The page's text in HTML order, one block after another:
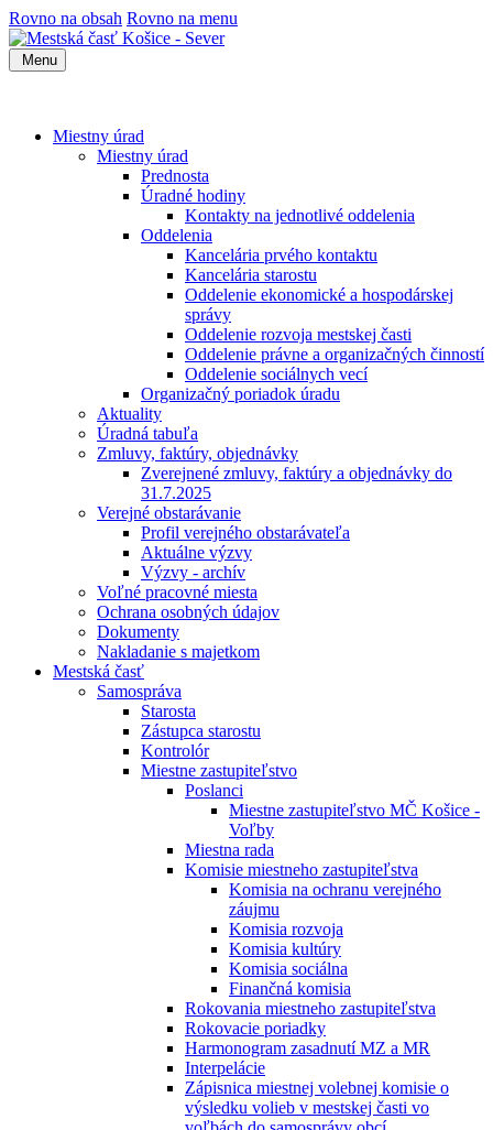
Rovno na obsah Rovno na menu
Menu
Miestny úrad
Miestny úrad
Prednosta
Úradné hodiny
Kontakty na jednotlivé oddelenia
Oddelenia
Kancelária prvého kontaktu
Kancelária starostu
Oddelenie ekonomické a hospodárskej
správy
Oddelenie rozvoja mestskej časti
Oddelenie právne a organizačných činností
Oddelenie sociálnych vecí
Organizačný poriadok úradu
Aktuality
Úradná tabuľa
Zmluvy, faktúry, objednávky
Zverejnené zmluvy, faktúry a objednávky do
31.7.2025
Verejné obstarávanie
Profil verejného obstarávateľa
Aktuálne výzvy
Výzvy - archív
Voľné pracovné miesta
Ochrana osobných údajov
Dokumenty
Nakladanie s majetkom
Mestská časť
Samospráva
Starosta
Zástupca starostu
Kontrolór
Miestne zastupiteľstvo
Poslanci
Miestne zastupiteľstvo MČ Košice -
Voľby
Miestna rada
Komisie miestneho zastupiteľstva
Komisia na ochranu verejného
záujmu
Komisia rozvoja
Komisia kultúry
Komisia sociálna
Finančná komisia
Rokovania miestneho zastupiteľstva
Rokovacie poriadky
Harmonogram zasadnutí MZ a MR
Interpelácie
Zápisnica miestnej volebnej komisie o
výsledku volieb v mestskej časti vo